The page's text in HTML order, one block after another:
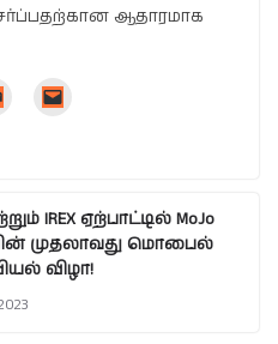
ஆதாரமாக
IREX ஏற்பாட்டில் MoJo
முதலாவது மொபைல்
விழா!